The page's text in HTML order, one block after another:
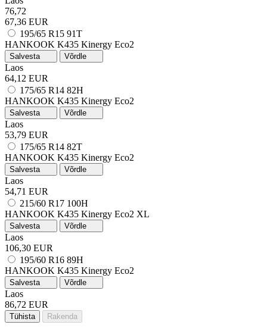
76,72
67,36 EUR
195/65 R15 91T
HANKOOK K435 Kinergy Eco2
Salvesta Võrdle
Laos
64,12 EUR
175/65 R14 82H
HANKOOK K435 Kinergy Eco2
Salvesta Võrdle
Laos
53,79 EUR
175/65 R14 82T
HANKOOK K435 Kinergy Eco2
Salvesta Võrdle
Laos
54,71 EUR
215/60 R17 100H
HANKOOK K435 Kinergy Eco2 XL
Salvesta Võrdle
Laos
106,30 EUR
195/60 R16 89H
HANKOOK K435 Kinergy Eco2
Salvesta Võrdle
Laos
86,72 EUR
Tühista Rakenda